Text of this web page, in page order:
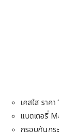
เคสใส ราค
แบตเตอรี่
กรอบกันกร